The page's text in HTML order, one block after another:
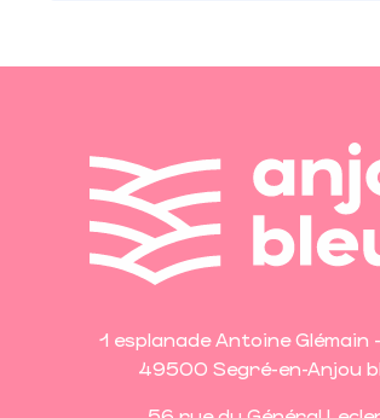
1 esplanade Antoine Glémain
49500 Segré-en-Anjou